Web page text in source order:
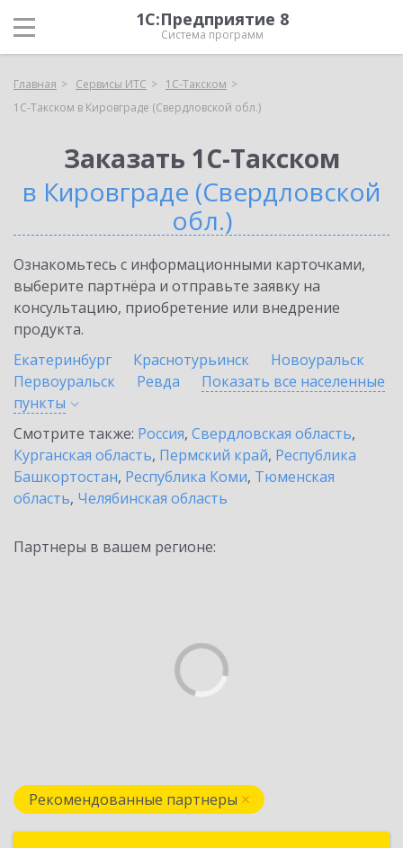
1С:Предприятие 8
Система программ
Главная Сервисы ИТС
1С-Такском
1С-Такском в Кировграде (Свердловской обл.)
Заказать 1С-Такском
в Кировграде (Свердловской
обл.)
Ознакомьтесь с информационными карточками,
выберите партнёра и отправьте заявку на
консультацию, приобретение или внедрение
продукта.
Екатеринбург
Краснотурьинск
Новоуральск
Первоуральск
Ревда
Показать все населенные
пункты
Смотрите также: Россия, Свердловская область,
Курганская область, Пермский край, Республика
Башкортостан, Республика Коми, Тюменская
область, Челябинская область
Партнеры в вашем регионе:
Рекомендованные партнеры